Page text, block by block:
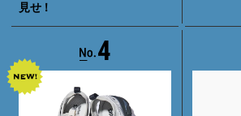
見せ！
4